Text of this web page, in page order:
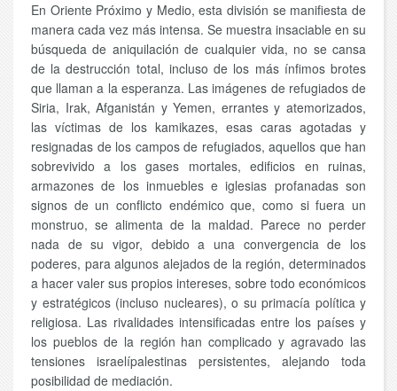
En Oriente Próximo y Medio, esta división se manifiesta de
manera cada vez más intensa. Se muestra insaciable en su
búsqueda de aniquilación de cualquier vida, no se cansa
de la destrucción total, incluso de los más ínfimos brotes
que llaman a la esperanza. Las imágenes de refugiados de
Siria, Irak, Afganistán y Yemen, errantes y atemorizados,
las víctimas de los kamikazes, esas caras agotadas y
resignadas de los campos de refugiados, aquellos que han
sobrevivido a los gases mortales, edificios en ruinas,
armazones de los inmuebles e iglesias profanadas son
signos de un conflicto endémico que, como si fuera un
monstruo, se alimenta de la maldad. Parece no perder
nada de su vigor, debido a una convergencia de los
poderes, para algunos alejados de la región, determinados
a hacer valer sus propios intereses, sobre todo económicos
y estratégicos (incluso nucleares), o su primacía política y
religiosa. Las rivalidades intensificadas entre los países y
los pueblos de la región han complicado y agravado las
tensiones israelípalestinas persistentes, alejando toda
posibilidad de mediación.